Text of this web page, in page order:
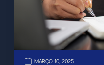
MARÇO 10, 2025